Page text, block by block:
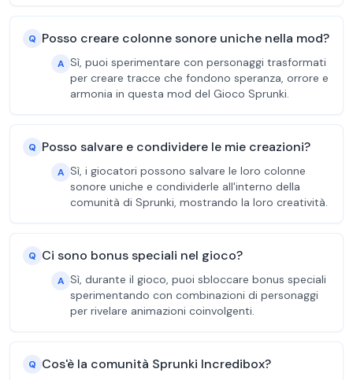
Q Posso creare colonne sonore uniche nella mod?
A Sì, puoi sperimentare con personaggi trasformati
per creare tracce che fondono speranza, orrore e
armonia in questa mod del Gioco Sprunki.
Q Posso salvare e condividere le mie creazioni?
A Sì, i giocatori possono salvare le loro colonne
sonore uniche e condividerle all'interno della
comunità di Sprunki, mostrando la loro creatività.
Q Ci sono bonus speciali nel gioco?
A Sì, durante il gioco, puoi sbloccare bonus speciali
sperimentando con combinazioni di personaggi
per rivelare animazioni coinvolgenti.
Q Cos'è la comunità Sprunki Incredibox?